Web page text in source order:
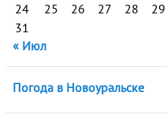
24
25 26 27 28 29
31
« Июл
Погода в Новоуральске